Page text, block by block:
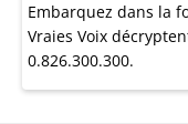
Embarquez dans la
Vraies Voix
0.826.300.300.